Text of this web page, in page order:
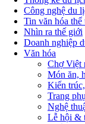
Công nghệ du
Tin văn hóa thể
Nhìn ra thế giới
Doanh nghiệp
Văn hóa
Chợ Việt
Món ăn,
Kiến
Trang
Nghệ
Lễ hội &